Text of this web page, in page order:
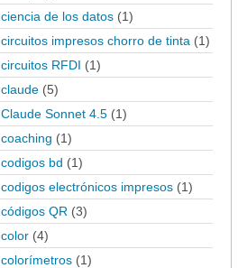
ciencia de los datos (1)
circuitos impresos chorro de tinta (1)
circuitos RFDI (1)
claude (5)
Claude Sonnet 4.5 (1)
coaching (1)
codigos bd (1)
codigos electrónicos impresos (1)
códigos QR (3)
color (4)
colorímetros (1)